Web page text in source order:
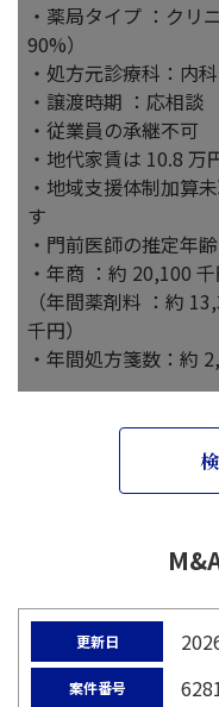
・薬局タイプ ：クリ
90%）
・処方元診療科：内
・譲渡時期 ：応相談
・従業員の承継不可
・地代家賃は 10.8 万
・地域支援体制加算
す
・門前医師の推定年
・年商 ：約 20,100
（年間薬剤料 ：約
千円）
・年間処方箋数：約
更新日
案件番号